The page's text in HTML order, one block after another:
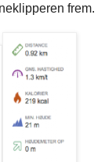
frem.